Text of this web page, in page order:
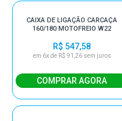
CAIXA DE LIGAÇÃO CARCAÇA
160/180 MOTOFREIO W22
R$ 547,58
em 6x de R$ 91,26 sem juros